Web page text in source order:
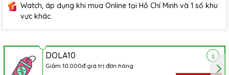
Watch, áp dụng khi mua Online tại Hồ Chí Minh và 1 số khu
vực khác.
DOLA10
Giảm 10.000đ giá trị đơn hàng